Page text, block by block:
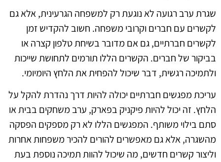
שגרת ערב רגועה לא נוגעת רק למשפחה הגרעינית, אלא גם
לקשרים עם חברים וקרובי משפחה. חשוב להקדיש זמן
לקשרים חברתיים, גם אם מדובר בשיחת טלפון קצרה או
בביקור של חברים. הקשרים הללו תורמים לתחושת שייכות
ולתמיכה רגשית, דבר שיכול להפחית את הלחץ היומיומי.
עריכת מפגשים חברתיים יכולה להיות דרך נהדרת להקל על
הלחץ. זה יכול להיות פיקניק בפארק, ערב משחקים בבית או
סתם בילוי משותף. המפגשים הללו לא רק מספקים הפסקה
מהשגרה, אלא גם מאפשרים להורים להכיר משפחות אחרות
וליצור קשרים חדשים, מה שיכול להוות תמיכה נוספת בעת